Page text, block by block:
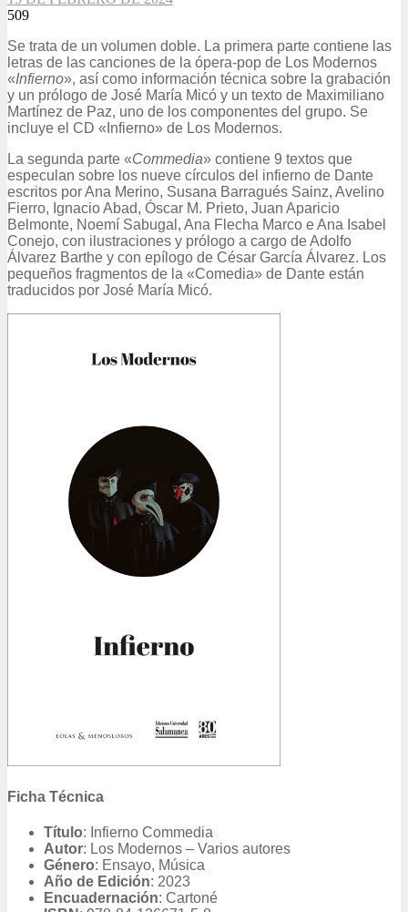
509
Se trata de un volumen doble. La primera parte contiene las
letras de las canciones de la ópera-pop de Los Modernos
«Infierno», así como información técnica sobre la grabación
y un prólogo de José María Micó y un texto de Maximiliano
Martínez de Paz, uno de los componentes del grupo. Se
incluye el CD «Infierno» de Los Modernos.
La segunda parte «Commedia» contiene 9 textos que
especulan sobre los nueve círculos del infierno de Dante
escritos por Ana Merino, Susana Barragués Sainz, Avelino
Fierro, Ignacio Abad, Óscar M. Prieto, Juan Aparicio
Belmonte, Noemí Sabugal, Ana Flecha Marco e Ana Isabel
Conejo, con ilustraciones y prólogo a cargo de Adolfo
Álvarez Barthe y con epílogo de César García Álvarez. Los
pequeños fragmentos de la «Comedia» de Dante están
traducidos por José María Micó.
Ficha Técnica
Título: Infierno Commedia
Autor: Los Modernos – Varios autores
Género: Ensayo, Música
Año de Edición: 2023
Encuadernación: Cartoné